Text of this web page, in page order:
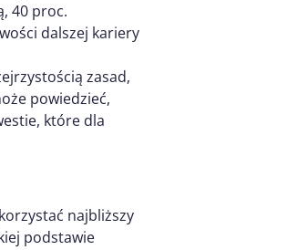
40 proc.
dalszej kariery
zasad,
powiedzieć,
które dla
najbliższy
podstawie